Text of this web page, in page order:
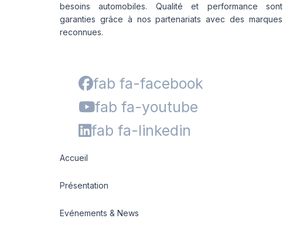
besoins automobiles. Qualité et performance sont
garanties grâce à nos partenariats avec des marques
reconnues.
fab fa-facebook
fab fa-youtube
fab fa-linkedin
Accueil
Présentation
Evénements & News